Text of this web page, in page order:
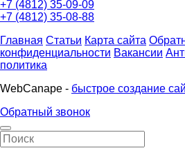
+7 (4812) 35-09-09
+7 (4812) 35-08-88
Главная Статьи Карта сайта
конфиденциальности Вакансии
политика
WebCanape - быстрое создание
Обратный звонок